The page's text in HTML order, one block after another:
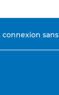
sans